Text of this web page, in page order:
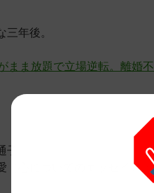
年後。
まま放題で立場逆転。離婚
心についてのエッセイス